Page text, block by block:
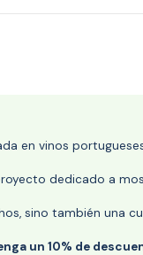
en vinos
dedicado a
sino también una
un 10% de